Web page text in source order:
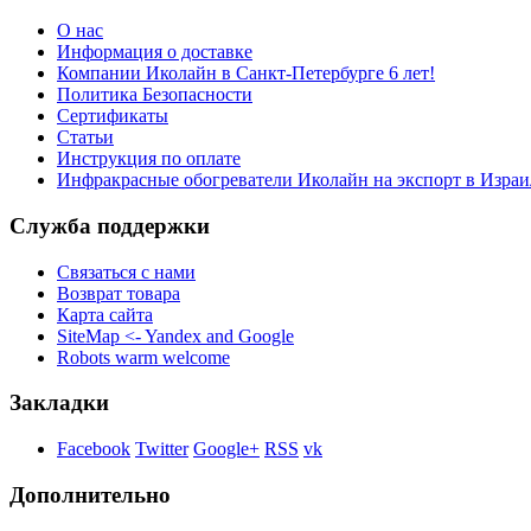
О нас
Информация о доставке
Компании Иколайн в Санкт-Петербурге 6 лет!
Политика Безопасности
Сертификаты
Статьи
Инструкция по оплате
Инфракрасные обогреватели Иколайн на экспорт в
Служба поддержки
Связаться с нами
Возврат товара
Карта сайта
SiteMap <- Yandex and Google
Robots warm welcome
Закладки
Facebook Twitter Google+ RSS vk
Дополнительно